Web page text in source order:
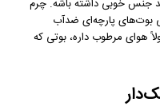
جنس خوبی داشته باشه. چرم
بوت‌های پارچه‌ای ضدآب
هوای مرطوب داره، بوتی که